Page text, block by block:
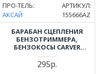
ПРО-ТЕЛЬ:
АКСАЙ
АРТИКУЛ:
155666AZ
БАРАБАН СЦЕПЛЕНИЯ
БЕНЗОТРИММЕРА,
БЕНЗОКОСЫ CARVER
(КАРВЕР) GBC-033, GBC-043,
GBC-052
295р.